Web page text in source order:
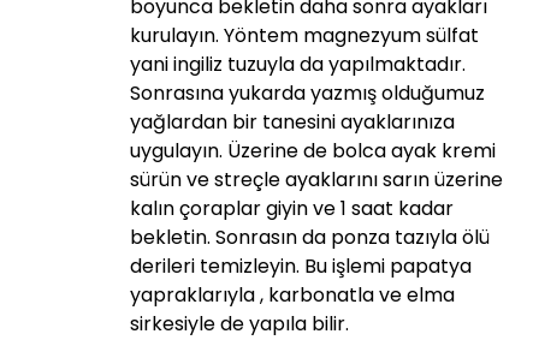
boyunca bekletin daha sonra ayakları
kurulayın. Yöntem magnezyum sülfat
yani ingiliz tuzuyla da yapılmaktadır.
Sonrasına yukarda yazmış olduğumuz
yağlardan bir tanesini ayaklarınıza
uygulayın. Üzerine de bolca ayak kremi
sürün ve streçle ayaklarını sarın üzerine
kalın çoraplar giyin ve 1 saat kadar
bekletin. Sonrasın da ponza tazıyla ölü
derileri temizleyin. Bu işlemi papatya
yapraklarıyla , karbonatla ve elma
sirkesiyle de yapıla bilir.